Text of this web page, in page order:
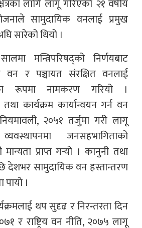
लागि लागू गरिएको २१ वर्षीय
सामुदायिक वनलाई प्रमुख
सारेको थियो ।
मन्त्रिपरिषद्को निर्णयबाट
वन र पञ्चायत संरक्षित वनलाई
रूपमा नामकरण गरियो ।
कार्यक्रम कार्यान्वयन गर्न वन
२०५१ तर्जुमा गरी लागू
जनसहभागिताको
प्राप्त गर्‍यो । कानुनी तथा
देशभर सामुदायिक वन हस्तान्तरण
।
थप सुदृढ र निरन्तरता दिन
र राष्ट्रिय वन नीति, २०७५ लागू